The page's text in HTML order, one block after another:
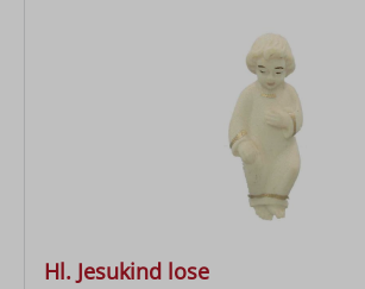
Hl. Jesukind lose